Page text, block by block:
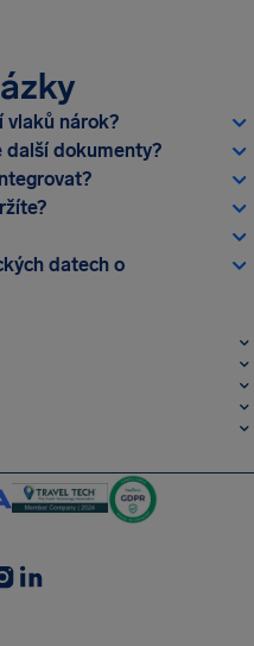
vlaků nárok?
další dokumenty?
datech o